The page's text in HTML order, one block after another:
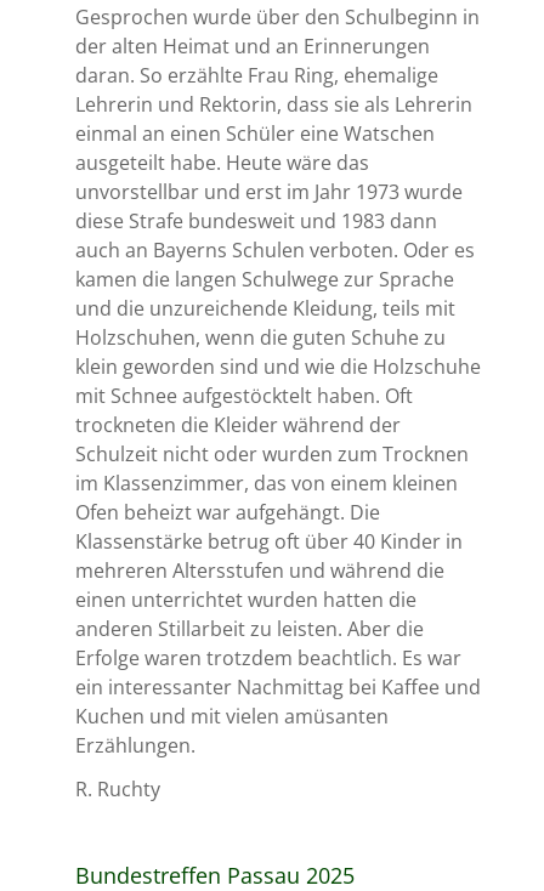
Gesprochen wurde über den Schulbeginn in
der alten Heimat und an Erinnerungen
daran. So erzählte Frau Ring, ehemalige
Lehrerin und Rektorin, dass sie als Lehrerin
einmal an einen Schüler eine Watschen
ausgeteilt habe. Heute wäre das
unvorstellbar und erst im Jahr 1973 wurde
diese Strafe bundesweit und 1983 dann
auch an Bayerns Schulen verboten. Oder es
kamen die langen Schulwege zur Sprache
und die unzureichende Kleidung, teils mit
Holzschuhen, wenn die guten Schuhe zu
klein geworden sind und wie die Holzschuhe
mit Schnee aufgestöcktelt haben. Oft
trockneten die Kleider während der
Schulzeit nicht oder wurden zum Trocknen
im Klassenzimmer, das von einem kleinen
Ofen beheizt war aufgehängt. Die
Klassenstärke betrug oft über 40 Kinder in
mehreren Altersstufen und während die
einen unterrichtet wurden hatten die
anderen Stillarbeit zu leisten. Aber die
Erfolge waren trotzdem beachtlich. Es war
ein interessanter Nachmittag bei Kaffee und
Kuchen und mit vielen amüsanten
Erzählungen.
R. Ruchty
Bundestreffen Passau 2025